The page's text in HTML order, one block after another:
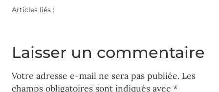
Articles liés :
Laisser un commentaire
Votre adresse e-mail ne sera pas publiée. Les
champs obligatoires sont indiqués avec *